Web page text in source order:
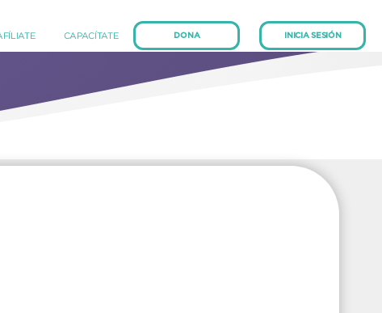
(current)CAPACÍTATE(current) DONA INICIA SESIÓN